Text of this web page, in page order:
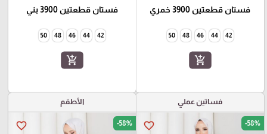
فستان قطعتين 3900 خمري
42
44
46
48
50
add_shopping_cart
فستان قطعتين 3900 بني
42
44
46
48
50
add_shopping_cart
فساتين عملي
favorite_border -58%
الأطقم
favorite_border -58%